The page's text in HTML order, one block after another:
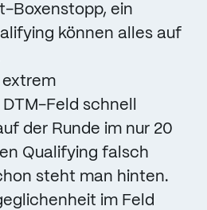
Boxenstopp, ein
können alles auf
extrem
Feld schnell
der Runde im nur 20
Qualifying falsch
steht man hinten.
im Feld